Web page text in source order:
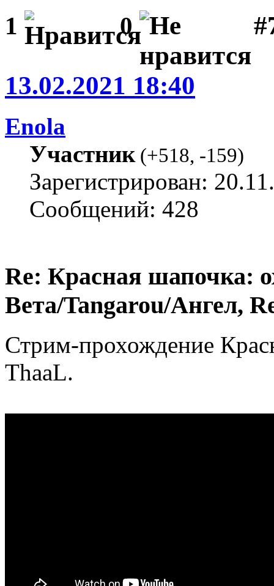
1 0
13.02.2021 18:40
Enola
Участник(+518, -159)
Зарегистрирован:
Сообщений: 428
Re: Красная шапочка:
Вета/Tangarou/Ангел,
Стрим-прохождение
ThaaL.